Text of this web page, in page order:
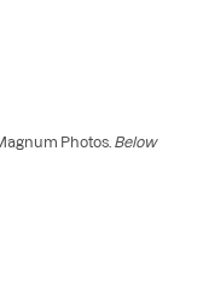
Photos. Below